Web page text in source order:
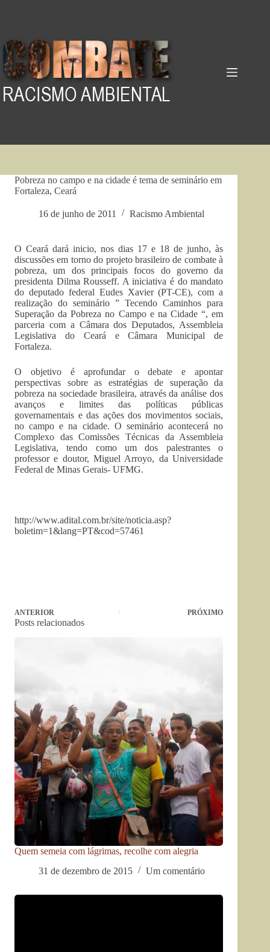
Pobreza no campo e na cidade é tema de seminário em
Fortaleza, Ceará
16 de junho de 2011 Racismo Ambiental
O Ceará dará inicio, nos dias 17 e 18 de junho, às
discussões em torno do projeto brasileiro de combate à
pobreza, um dos principais focos do governo da
presidenta Dilma Rousseff. A iniciativa é do mandato
do deputado federal Eudes Xavier (PT-CE), com a
realização do seminário ” Tecendo Caminhos para
Superação da Pobreza no Campo e na Cidade “, em
parceria com a Câmara dos Deputados, Assembleia
Legislativa do Ceará e Câmara Municipal de
Fortaleza.
O objetivo é aprofundar o debate e apontar
perspectivas sobre as estratégias de superação da
pobreza na sociedade brasileira, através da análise dos
avanços e limites das políticas públicas
governamentais e das ações dos movimentos sociais,
no campo e na cidade. O seminário acontecerá no
Complexo das Comissões Técnicas da Assembleia
Legislativa, tendo como um dos palestrantes o
professor e doutor, Miguel Arroyo, da Universidade
Federal de Minas Gerais- UFMG.
http://www.adital.com.br/site/noticia.asp?
boletim=1&lang=PT&cod=57461
ANTERIOR PRÓXIMO
Posts relacionados
Quem semeia com lágrimas, recolhe com alegria
31 de dezembro de 2015
Um comentário